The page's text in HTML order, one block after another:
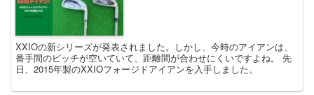
XXIOの新シリーズが発表されました。しかし、今時のアイアンは、
番手間のピッチが空いていて、距離間が合わせにくいですよね。 先
日、2015年製のXXIOフォージドアイアンを入手しました。